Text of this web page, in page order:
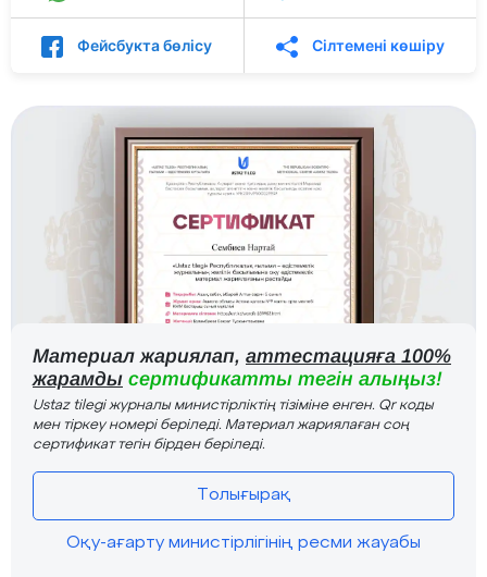
Фейсбукта бөлісу Сілтемені көшіру
Материал жариялап, аттестацияға 100%
жарамды сертификатты тегін алыңыз!
Ustaz tilegi журналы министірліктің тізіміне енген. Qr коды
мен тіркеу номері беріледі. Материал жариялаған соң
сертификат тегін бірден беріледі.
Толығырақ
Оқу-ағарту министірлігінің ресми жауабы